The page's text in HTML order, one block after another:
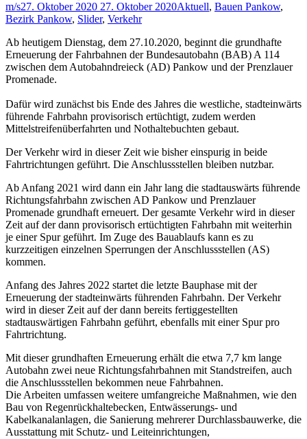
m/s27. Oktober 2020 27. Oktober 2020Aktuell, Bauen Pankow,
Bezirk Pankow, Slider, Verkehr
Ab heutigem Dienstag, dem 27.10.2020, beginnt die grundhafte
Erneuerung der Fahrbahnen der Bundesautobahn (BAB) A 114
zwischen dem Autobahndreieck (AD) Pankow und der Prenzlauer
Promenade.
Dafür wird zunächst bis Ende des Jahres die westliche, stadteinwärts
führende Fahrbahn provisorisch ertüchtigt, zudem werden
Mittelstreifenüberfahrten und Nothaltebuchten gebaut.
Der Verkehr wird in dieser Zeit wie bisher einspurig in beide
Fahrtrichtungen geführt. Die Anschlussstellen bleiben nutzbar.
Ab Anfang 2021 wird dann ein Jahr lang die stadtauswärts führende
Richtungsfahrbahn zwischen AD Pankow und Prenzlauer
Promenade grundhaft erneuert. Der gesamte Verkehr wird in dieser
Zeit auf der dann provisorisch ertüchtigten Fahrbahn mit weiterhin
je einer Spur geführt. Im Zuge des Bauablaufs kann es zu
kurzzeitigen einzelnen Sperrungen der Anschlussstellen (AS)
kommen.
Anfang des Jahres 2022 startet die letzte Bauphase mit der
Erneuerung der stadteinwärts führenden Fahrbahn. Der Verkehr
wird in dieser Zeit auf der dann bereits fertiggestellten
stadtauswärtigen Fahrbahn geführt, ebenfalls mit einer Spur pro
Fahrtrichtung.
Mit dieser grundhaften Erneuerung erhält die etwa 7,7 km lange
Autobahn zwei neue Richtungsfahrbahnen mit Standstreifen, auch
die Anschlussstellen bekommen neue Fahrbahnen.
Die Arbeiten umfassen weitere umfangreiche Maßnahmen, wie den
Bau von Regenrückhaltebecken, Entwässerungs- und
Kabelkanalanlagen, die Sanierung mehrerer Durchlassbauwerke, die
Ausstattung mit Schutz- und Leiteinrichtungen,